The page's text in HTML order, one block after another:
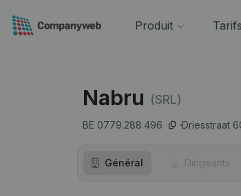
Produit Tarifs
Nabru (SRL)
BE 0779.288.496 Driesstraat
Général Dirigeants